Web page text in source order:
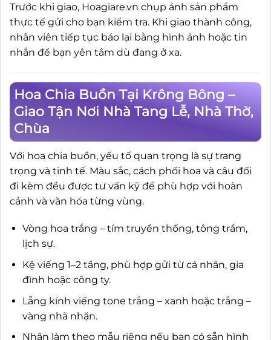
Trước khi giao, Hoagiare.vn chụp ảnh sản phẩm
thực tế gửi cho bạn kiểm tra. Khi giao thành công,
nhân viên tiếp tục báo lại bằng hình ảnh hoặc tin
nhắn để bạn yên tâm dù đang ở xa.
Hoa Chia Buồn Tại Krông Bông –
Giao Tận Nơi Nhà Tang Lễ, Nhà Thờ,
Chùa
Với hoa chia buồn, yếu tố quan trọng là sự trang
trọng và tinh tế. Màu sắc, cách phối hoa và câu đối
đi kèm đều được tư vấn kỹ để phù hợp với hoàn
cảnh và văn hóa từng vùng.
Vòng hoa trắng – tím truyền thống, tông trầm,
lịch sự.
Kệ viếng 1–2 tầng, phù hợp gửi từ cá nhân, gia
đình hoặc công ty.
Lẵng kính viếng tone trắng – xanh hoặc trắng –
vàng nhã nhặn.
Nhận làm theo mẫu riêng nếu bạn có sẵn hình